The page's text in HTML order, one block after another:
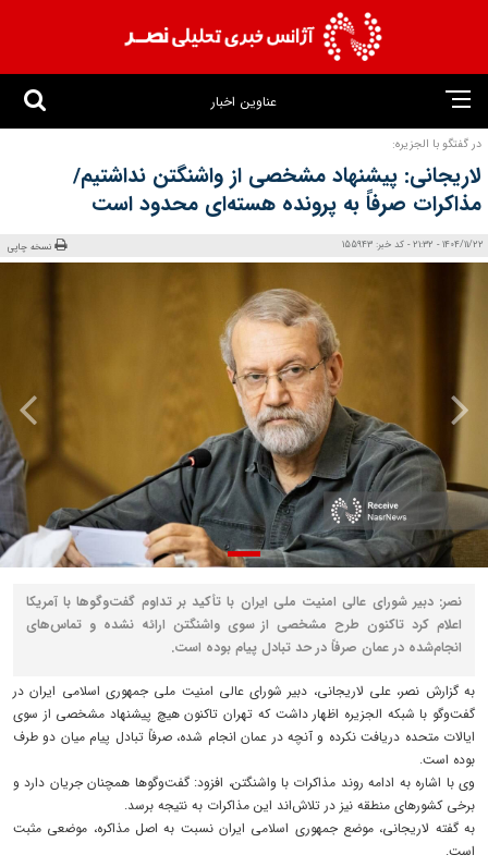
عناوین اخبار
در گفتگو با الجزیره:
لاریجانی: پیشنهاد مشخصی از واشنگتن نداشتیم/
مذاکرات صرفاً به پرونده هسته‌ای محدود است
1404/11/22 - 21:32 - کد خبر: 155943 نسخه چاپی
نصر: دبیر شورای عالی امنیت ملی ایران با تأکید بر تداوم گفت‌وگوها با آمریکا
اعلام کرد تاکنون طرح مشخصی از سوی واشنگتن ارائه نشده و تماس‌های
انجام‌شده در عمان صرفاً در حد تبادل پیام بوده است.
به گزارش نصر، علی لاریجانی، دبیر شورای عالی امنیت ملی جمهوری اسلامی ایران در
گفت‌وگو با شبکه الجزیره اظهار داشت که تهران تاکنون هیچ پیشنهاد مشخصی از سوی
ایالات متحده دریافت نکرده و آنچه در عمان انجام شده، صرفاً تبادل پیام میان دو طرف
بوده است.
وی با اشاره به ادامه روند مذاکرات با واشنگتن، افزود: گفت‌وگوها همچنان جریان دارد و
برخی کشورهای منطقه نیز در تلاش‌اند این مذاکرات به نتیجه برسد.
به گفته لاریجانی، موضع جمهوری اسلامی ایران نسبت به اصل مذاکره، موضعی مثبت
است.